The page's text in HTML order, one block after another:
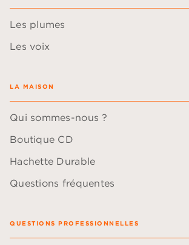
Les plumes
Les voix
LA MAISON
Qui sommes-nous ?
Boutique CD
Hachette Durable
Questions fréquentes
QUESTIONS PROFESSIONNELLES